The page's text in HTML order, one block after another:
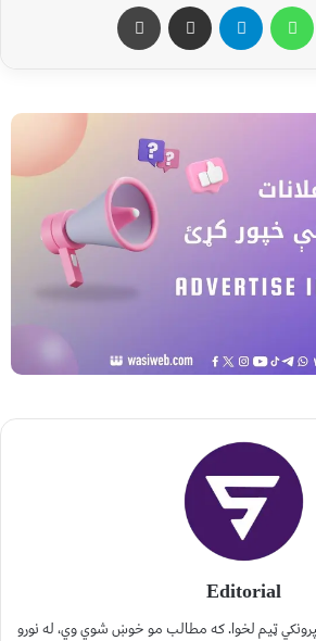
Editorial
ټیم لخوا. که مطالب مو خوښ شوي وي، له نورو